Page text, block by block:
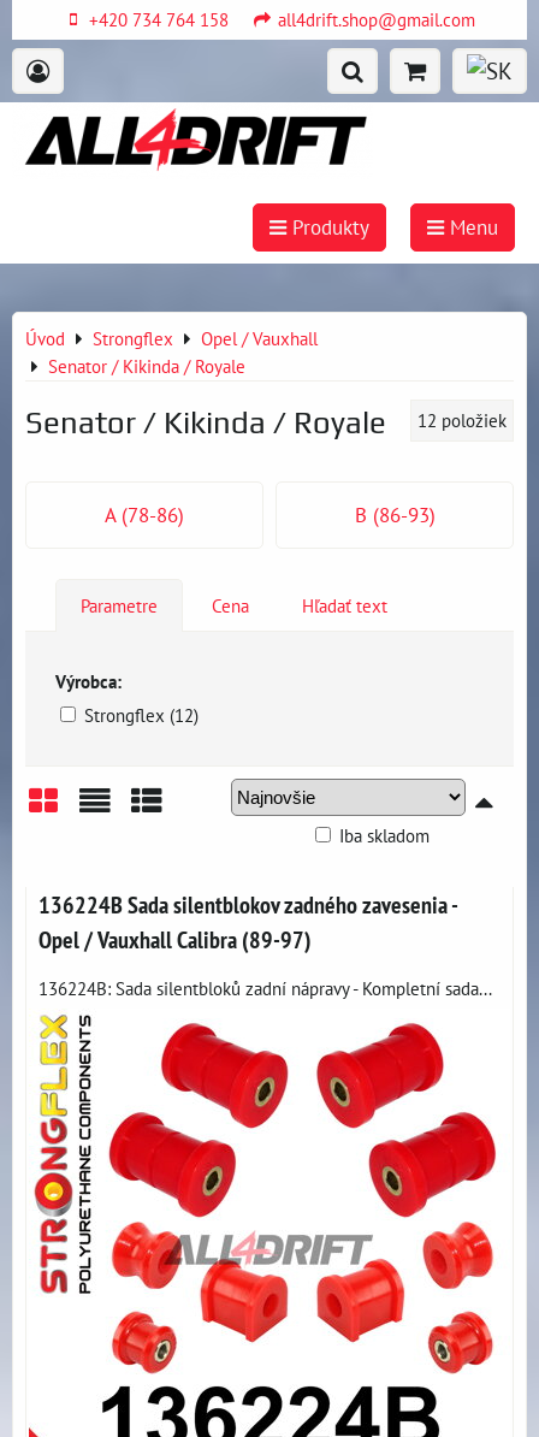
+420 734 764 158 all4drift.shop@gmail.com
Produkty Menu
Úvod Strongflex
Opel / Vauxhall
Senator / Kikinda / Royale
Senator / Kikinda / Royale 12 položiek
A (78-86) B (86-93)
Parametre Cena Hľadať text
Výrobca:
Strongflex (12)
Iba skladom
136224B Sada silentblokov zadného zavesenia -
Opel / Vauxhall Calibra (89-97)
136224B: Sada silentbloků zadní nápravy - Kompletní sada...